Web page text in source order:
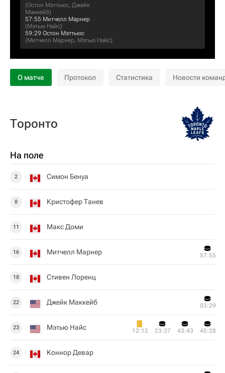
(Остон Мэттьюс, Джейк
Маккейб)
57:55 Митчелл Марнер
(Мэтью Найс)
59:29 Остон Мэттьюс
(Митчелл Марнер, Мэтью Найс)
О матче Протокол Статистика Новости
Торонто
На поле
2 Симон Бенуа
8 Кристофер Танев
11 Макс Доми
16 Митчелл Марнер 57:55
18 Стивен Лоренц
22 Джейк Маккейб 03:29
23 Мэтью Найс 12:12 23:37 43:43 45:28
24 Коннор Девар